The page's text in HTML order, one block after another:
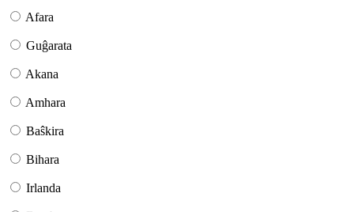
Afara
Guĝarata
Akana
Amhara
Baŝkira
Bihara
Irlanda